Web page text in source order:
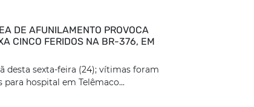
DE AFUNILAMENTO PROVOCA
CINCO FERIDOS NA BR-376, EM
desta sexta-feira (24); vítimas foram
hospital em Telêmaco...